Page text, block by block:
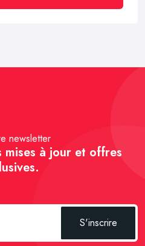
newsletter
mises à jour et offres
S'inscrire